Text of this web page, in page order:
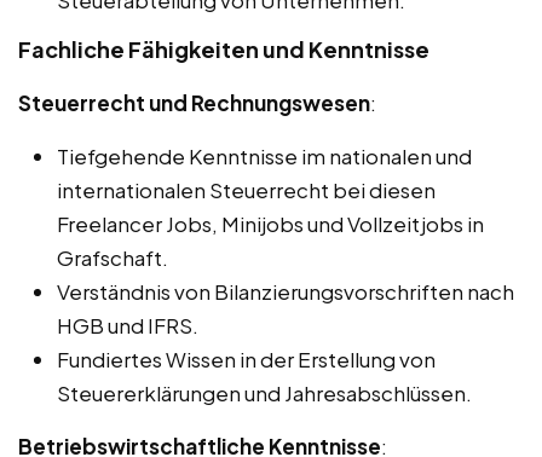
Fachliche Fähigkeiten und Kenntnisse
Steuerrecht und Rechnungswesen:
Tiefgehende Kenntnisse im nationalen und
internationalen Steuerrecht bei diesen
Freelancer Jobs, Minijobs und Vollzeitjobs in
Grafschaft.
Verständnis von Bilanzierungsvorschriften nach
HGB und IFRS.
Fundiertes Wissen in der Erstellung von
Steuererklärungen und Jahresabschlüssen.
Betriebswirtschaftliche Kenntnisse: